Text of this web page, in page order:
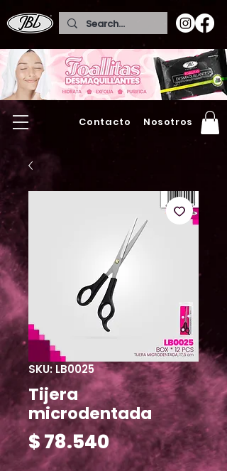
Contacto Nosotros
SKU: LB0025
Tijera
microdentada
$ 78.540Precio